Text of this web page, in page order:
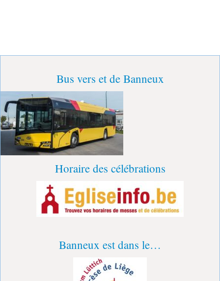
Bus vers et de Banneux
Horaire des célébrations
Banneux est dans le…